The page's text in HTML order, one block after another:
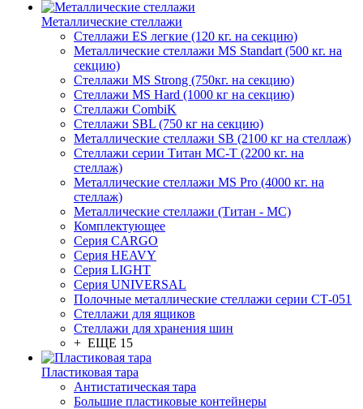
Металлические стеллажи
Стеллажи ES легкие (120 кг. на секцию)
Металлические стеллажи MS Standart (500 кг. на
секцию)
Стеллажи MS Strong (750кг. на секцию)
Стеллажи MS Hard (1000 кг на секцию)
Стеллажи CombiK
Стеллажи SBL (750 кг на секцию)
Металлические стеллажи SB (2100 кг на стеллаж)
Стеллажи серии Титан МС-Т (2200 кг. на
стеллаж)
Металлические стеллажи MS Pro (4000 кг. на
стеллаж)
Металлические стеллажи (Титан - МС)
Комплектующее
Серия CARGO
Серия HEAVY
Серия LIGHT
Серия UNIVERSAL
Полочные металлические стеллажи серии СТ-051
Стеллажи для ящиков
Стеллажи для хранения шин
+ ЕЩЕ 15
Пластиковая тара
Антистатическая тара
Большие пластиковые контейнеры